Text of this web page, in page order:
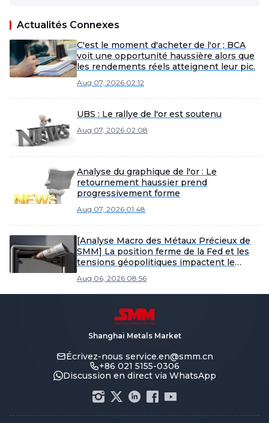
Actualités Connexes
C'est le moment d'acheter de l'or ; BCA
voit une opportunité haussière alors que
les rendements réels atteignent leur pic.
Aug 07, 2026 02:12
UBS : Le rallye de l'or est soutenu
Aug 07, 2026 02:08
Analyse du graphique de l'or : Le
retournement haussier prend
progressivement forme
Aug 07, 2026 01:48
[Analyse Macro des Métaux Précieux de
SMM] La position ferme de la Fed et les
tensions géopolitiques impactent le
Aug 06, 2026 08:56
Shanghai Metals Market
Écrivez-nous service.en@smm.cn
+86 021 5155-0306
Discussion en direct via WhatsApp